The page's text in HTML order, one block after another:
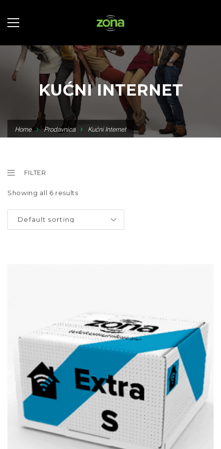
KUĆNI INTERNET
Home Prodavnica Kućni Internet
FILTER
Showing all 6 results